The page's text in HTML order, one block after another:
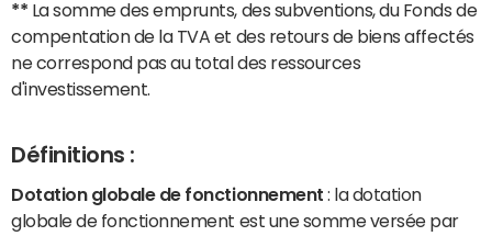
** La somme des emprunts, des subventions, du Fonds de
compentation de la TVA et des retours de biens affectés
ne correspond pas au total des ressources
d'investissement.
Définitions :
Dotation globale de fonctionnement : la dotation
globale de fonctionnement est une somme versée par